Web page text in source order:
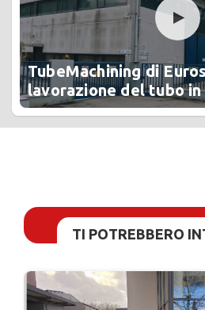
TubeMachining di
lavorazione del tubo in
TI POTREBBERO